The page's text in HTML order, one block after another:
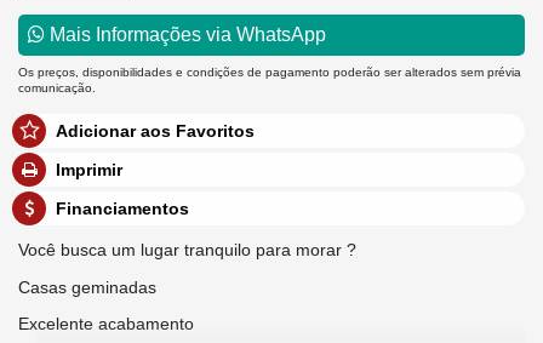
Mais Informações via WhatsApp
Os preços, disponibilidades e condições de pagamento poderão ser alterados sem prévia
comunicação.
Adicionar aos Favoritos
Imprimir
Financiamentos
Você busca um lugar tranquilo para morar ?
Casas geminadas
Excelente acabamento